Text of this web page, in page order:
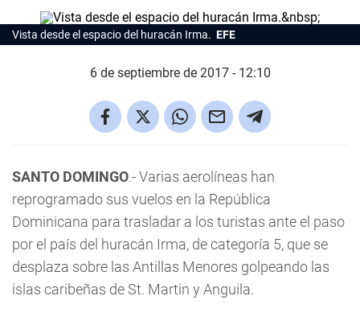
Vista desde el espacio del huracán Irma. EFE
6 de septiembre de 2017 - 12:10
SANTO DOMINGO.- Varias aerolíneas han
reprogramado sus vuelos en la República
Dominicana para trasladar a los turistas ante el paso
por el país del huracán Irma, de categoría 5, que se
desplaza sobre las Antillas Menores golpeando las
islas caribeñas de St. Martin y Anguila.